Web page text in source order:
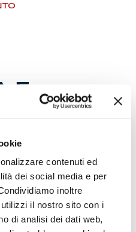
contenuti ed
dei social media e per
inoltre
il nostro sito con i
di analisi dei dati web,
E
IN
Girandola di
tecnico. Verso la
lavoro intenso al centro
del neoacquisto
trasferta di Salerno.